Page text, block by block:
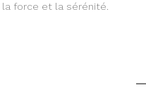
la force et la sérénité.